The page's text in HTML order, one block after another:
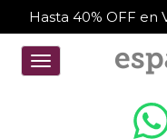
Hasta 40% OFF en
Toggle
navigation